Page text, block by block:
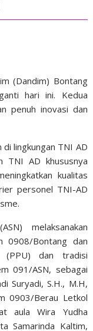
(Dandim) Bontang
hari ini. Kedua
penuh inovasi dan
lingkungan TNI AD
TNI AD khususnya
kualitas
personel TNI-AD
melaksanakan
0908/Bontang dan
(PPU) dan tradisi
091/ASN, sebagai
Suryadi, S.H., M.H,
0903/Berau Letkol
aula Wira Yudha
Samarinda Kaltim,